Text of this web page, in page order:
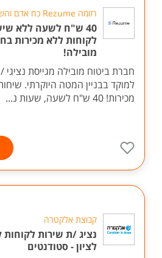
רזומה Rezume כח אדם והשמה
40 ש"ח לשעה ללא
לקוחות ללא מכירות
מובילה!
חברת ביטוח מובילה מגייסת נציגי
למוקד בבניין המטה היוקרתי.
מכירות! 40 ש"ח לשעה, שעות נ...
קבוצת אלקטרה
נציג /ת שירות לקוחות
לציון - סטודנטים